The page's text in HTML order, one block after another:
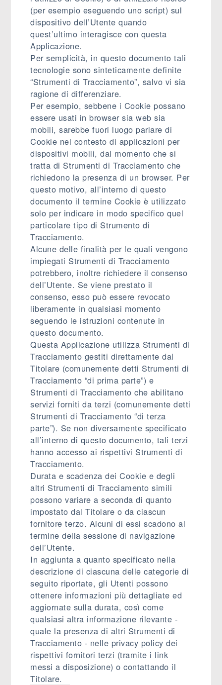
(per esempio eseguendo uno script) sul
dispositivo dell’Utente quando
quest’ultimo interagisce con questa
Applicazione.
Per semplicità, in questo documento tali
tecnologie sono sinteticamente definite
“Strumenti di Tracciamento”, salvo vi sia
ragione di differenziare.
Per esempio, sebbene i Cookie possano
essere usati in browser sia web sia
mobili, sarebbe fuori luogo parlare di
Cookie nel contesto di applicazioni per
dispositivi mobili, dal momento che si
tratta di Strumenti di Tracciamento che
richiedono la presenza di un browser. Per
questo motivo, all’interno di questo
documento il termine Cookie è utilizzato
solo per indicare in modo specifico quel
particolare tipo di Strumento di
Tracciamento.
Alcune delle finalità per le quali vengono
impiegati Strumenti di Tracciamento
potrebbero, inoltre richiedere il consenso
dell’Utente. Se viene prestato il
consenso, esso può essere revocato
liberamente in qualsiasi momento
seguendo le istruzioni contenute in
questo documento.
Questa Applicazione utilizza Strumenti di
Tracciamento gestiti direttamente dal
Titolare (comunemente detti Strumenti di
Tracciamento “di prima parte”) e
Strumenti di Tracciamento che abilitano
servizi forniti da terzi (comunemente detti
Strumenti di Tracciamento “di terza
parte”). Se non diversamente specificato
all’interno di questo documento, tali terzi
hanno accesso ai rispettivi Strumenti di
Tracciamento.
Durata e scadenza dei Cookie e degli
altri Strumenti di Tracciamento simili
possono variare a seconda di quanto
impostato dal Titolare o da ciascun
fornitore terzo. Alcuni di essi scadono al
termine della sessione di navigazione
dell’Utente.
In aggiunta a quanto specificato nella
descrizione di ciascuna delle categorie di
seguito riportate, gli Utenti possono
ottenere informazioni più dettagliate ed
aggiornate sulla durata, così come
qualsiasi altra informazione rilevante -
quale la presenza di altri Strumenti di
Tracciamento - nelle privacy policy dei
rispettivi fornitori terzi (tramite i link
messi a disposizione) o contattando il
Titolare.